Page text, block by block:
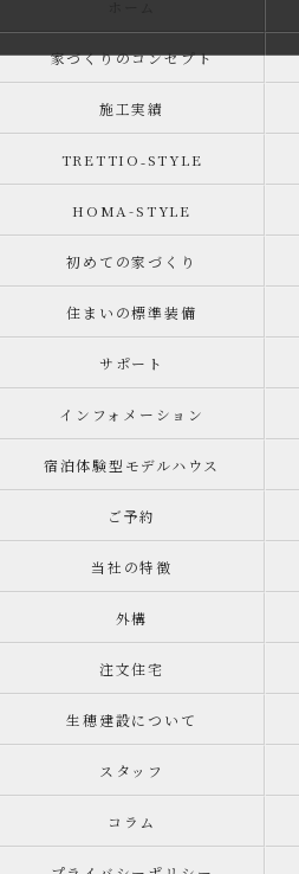
家づくりのコンセプト
施工実績
TRETTIO₋STYLE
HOMA-STYLE
初めての家づくり
住まいの標準装備
サポート
インフォメーション
宿泊体験型モデルハウス
ご予約
当社の特徴
外構
注文住宅
生穂建設について
スタッフ
コラム